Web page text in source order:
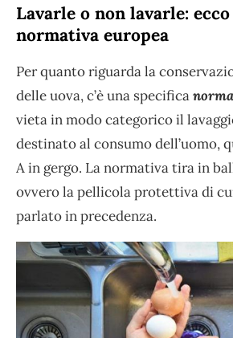
Lavarle o non lavarle:
normativa europea
Per quanto riguarda la
delle uova, c’è una specifica
vieta in modo categorico il
destinato al consumo dell’uomo,
A in gergo. La normativa tira in
ovvero la pellicola protettiva di
parlato in precedenza.